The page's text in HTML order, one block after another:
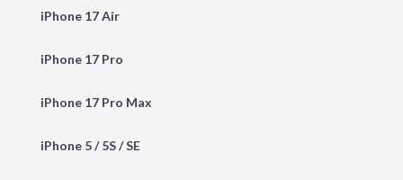
iPhone 17 Air
iPhone 17 Pro
iPhone 17 Pro Max
iPhone 5 / 5S / SE